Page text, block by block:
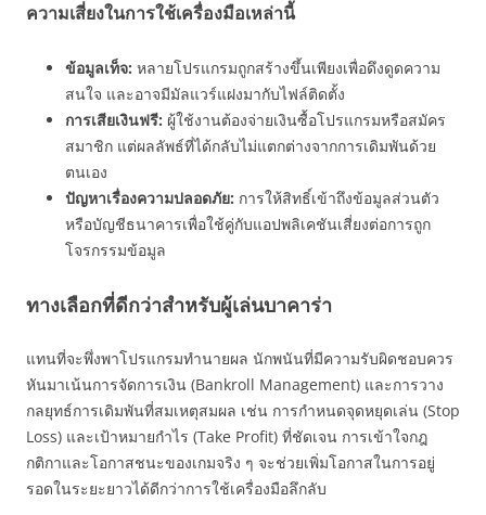
ความเสี่ยงในการใช้เครื่องมือเหล่านี้
ข้อมูลเท็จ: หลายโปรแกรมถูกสร้างขึ้นเพียงเพื่อดึงดูดความ
สนใจ และอาจมีมัลแวร์แฝงมากับไฟล์ติดตั้ง
การเสียเงินฟรี: ผู้ใช้งานต้องจ่ายเงินซื้อโปรแกรมหรือสมัคร
สมาชิก แต่ผลลัพธ์ที่ได้กลับไม่แตกต่างจากการเดิมพันด้วย
ตนเอง
ปัญหาเรื่องความปลอดภัย: การให้สิทธิ์เข้าถึงข้อมูลส่วนตัว
หรือบัญชีธนาคารเพื่อใช้คู่กับแอปพลิเคชันเสี่ยงต่อการถูก
โจรกรรมข้อมูล
ทางเลือกที่ดีกว่าสำหรับผู้เล่นบาคาร่า
แทนที่จะพึ่งพาโปรแกรมทำนายผล นักพนันที่มีความรับผิดชอบควร
หันมาเน้นการจัดการเงิน (Bankroll Management) และการวาง
กลยุทธ์การเดิมพันที่สมเหตุสมผล เช่น การกำหนดจุดหยุดเล่น (Stop
Loss) และเป้าหมายกำไร (Take Profit) ที่ชัดเจน การเข้าใจกฎ
กติกาและโอกาสชนะของเกมจริง ๆ จะช่วยเพิ่มโอกาสในการอยู่
รอดในระยะยาวได้ดีกว่าการใช้เครื่องมือลึกลับ